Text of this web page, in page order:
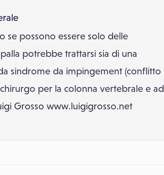
se possono essere solo delle
potrebbe trattarsi sia di una
sindrome da impingement (conflitto
per la colonna vertebrale e ad
Grosso www.luigigrosso.net